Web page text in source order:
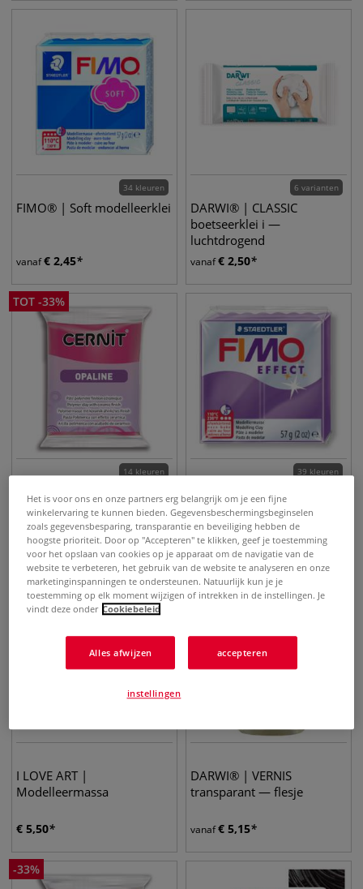
34 kleuren
FIMO® | Soft modelleerklei
vanaf€ 2,45
6 varianten
DARWI® | CLASSIC
boetseerklei i —
luchtdrogend
vanaf€ 2,50
TOT -33%
14 kleuren
CERNIT® | Polymeerklei —
opaline
vanaf€1,88 €2,80
39 kleuren
FIMO® Effect extra zachte
boetseerklei
€2,30
I LOVE ART |
Modelleermassa
€ 5,50
DARWI® | VERNIS
transparant — flesje
vanaf€ 5,15
-33%
Het is voor ons en onze partners erg belangrijk om je een fijne
winkelervaring te kunnen bieden. Gegevensbeschermingsbeginselen
zoals gegevensbesparing, transparantie en beveiliging hebben de
hoogste prioriteit. Door op "Accepteren" te klikken, geef je toestemming
voor het opslaan van cookies op je apparaat om de navigatie van de
website te verbeteren, het gebruik van de website te analyseren en onze
marketinginspanningen te ondersteunen. Natuurlijk kun je je
toestemming op elk moment wijzigen of intrekken in de instellingen. Je
vindt deze onder Cookiebeleid
Alles afwijzen accepteren
instellingen